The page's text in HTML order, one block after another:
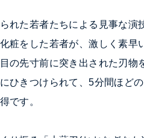
れた若者たちによる見事な演
粧をした若者が、激しく素早
の先寸前に突き出された刃物
ひきつけられて、5分間ほど
です。